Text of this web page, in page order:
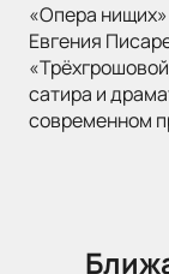
«Опера
Евгения
сатира и
современном